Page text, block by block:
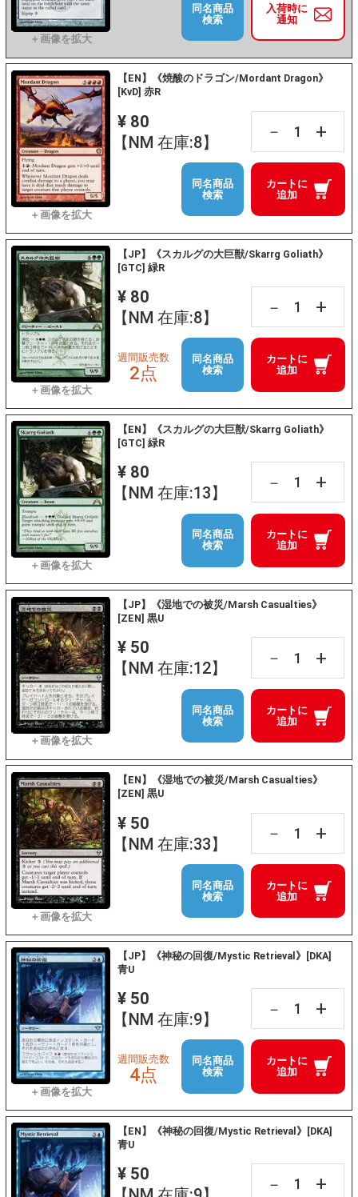
入荷時に
通知
同名商品
検索
【EN】《焼酸のドラゴン/Mordant Dragon》
[KvD] 赤R
¥ 80
【NM 在庫:8】
－ +
カートに
追加
同名商品
検索
【JP】《スカルグの大巨獣/Skarrg Goliath》
[GTC] 緑R
¥ 80
【NM 在庫:8】
－ +
カートに
追加
週間販売数
2点
同名商品
検索
【EN】《スカルグの大巨獣/Skarrg Goliath》
[GTC] 緑R
¥ 80
【NM 在庫:13】
－ +
カートに
追加
同名商品
検索
【JP】《湿地での被災/Marsh Casualties》
[ZEN] 黒U
¥ 50
【NM 在庫:12】
－ +
カートに
追加
同名商品
検索
【EN】《湿地での被災/Marsh Casualties》
[ZEN] 黒U
¥ 50
【NM 在庫:33】
－ +
カートに
追加
同名商品
検索
【JP】《神秘の回復/Mystic Retrieval》[DKA]
青U
¥ 50
【NM 在庫:9】
－ +
カートに
追加
週間販売数
4点
同名商品
検索
【EN】《神秘の回復/Mystic Retrieval》[DKA]
青U
¥ 50
－ +